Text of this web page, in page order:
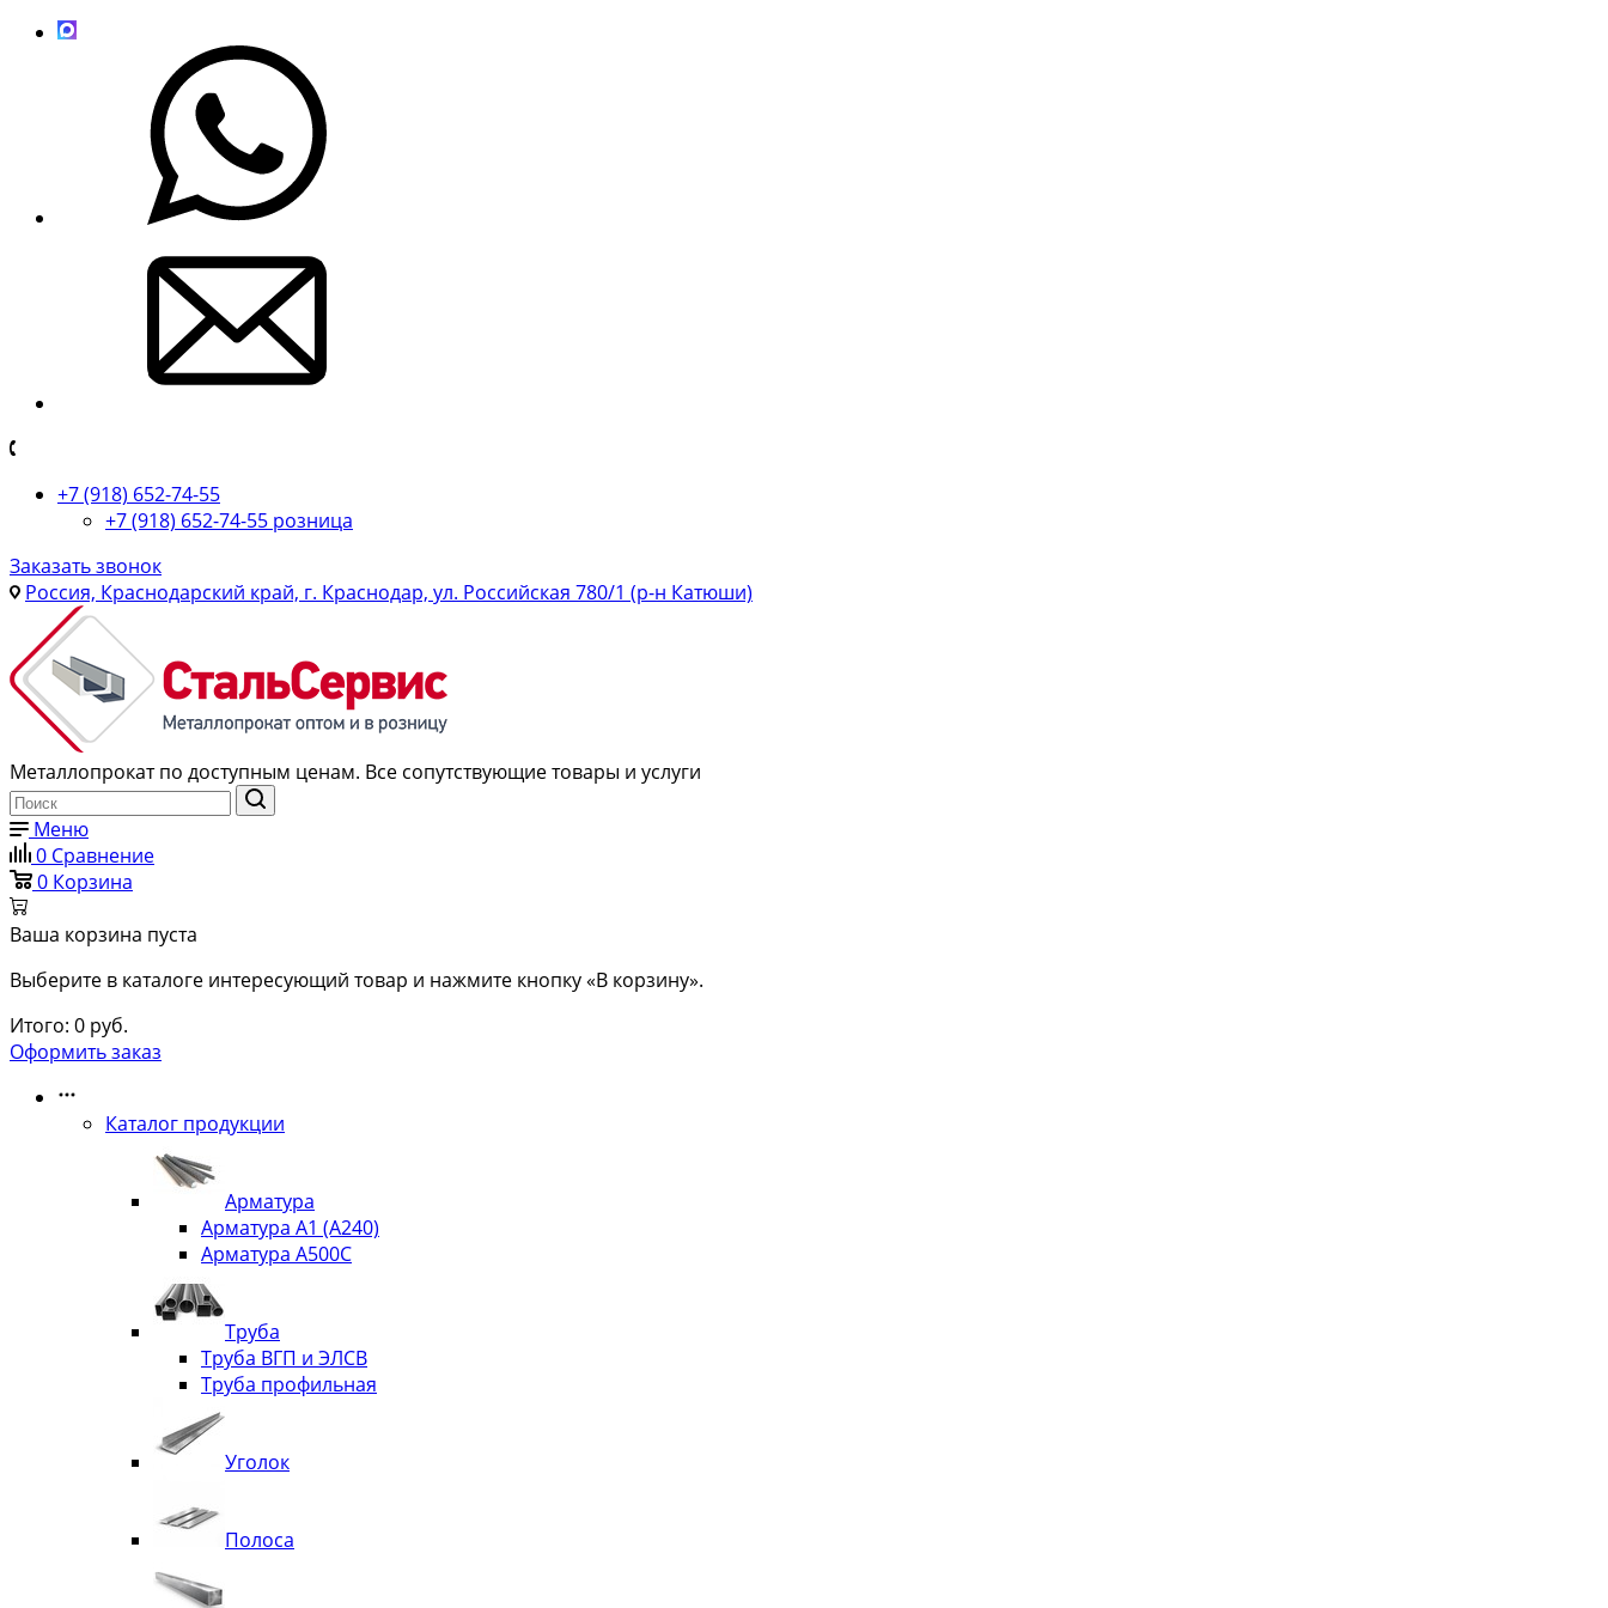
+7 (918) 652-74-55
+7 (918) 652-74-55 розница
Заказать звонок
Россия, Краснодарский край, г. Краснодар, ул. Российская 780/1 (р-н Катюши)
Металлопрокат по доступным ценам. Все сопутствующие товары и услуги
Меню
0 Сравнение
0 Корзина
Ваша корзина пуста
Выберите в каталоге интересующий товар и нажмите кнопку «В корзину».
Итого: 0 руб.
Оформить заказ
Каталог продукции
Арматура
Арматура А1 (А240)
Арматура А500С
Труба
Труба ВГП и ЭЛСВ
Труба профильная
Уголок
Полоса